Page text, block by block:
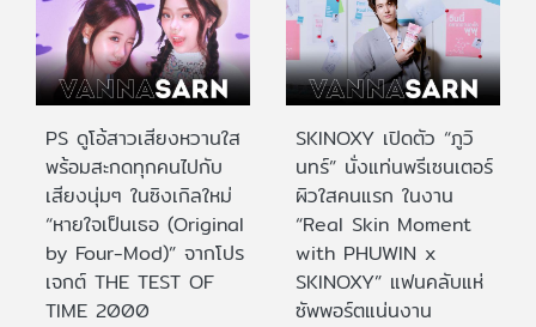
PS ดูโอ้สาวเสียงหวานใส
พร้อมสะกดทุกคนไปกับ
เสียงนุ่มๆ ในซิงเกิลใหม่
“หายใจเป็นเธอ (Original
by Four-Mod)” จากโปร
เจกต์ THE TEST OF
TIME 2000
SKINOXY เปิดตัว “ภูวิ
นทร์” นั่งแท่นพรีเซนเตอร์
ผิวใสคนแรก ในงาน
“Real Skin Moment
with PHUWIN x
SKINOXY” แฟนคลับแห่
ซัพพอร์ตแน่นงาน